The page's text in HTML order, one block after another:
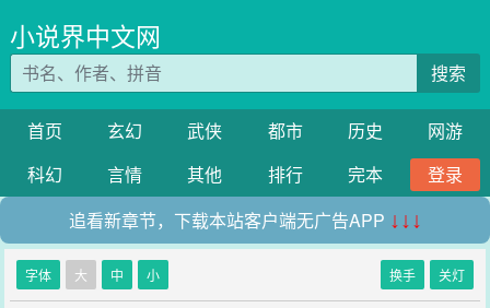
小说界中文网
搜索
首页 玄幻 武侠 都市 历史
网游
科幻
言情 其他 排行 完本
登录
追看新章节，下载本站客户端无广告APP ↓↓↓
字体 大 中 小 换手 关灯